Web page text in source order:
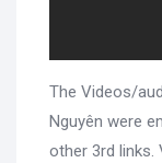
The Videos/
Nguyên were
other 3rd links.